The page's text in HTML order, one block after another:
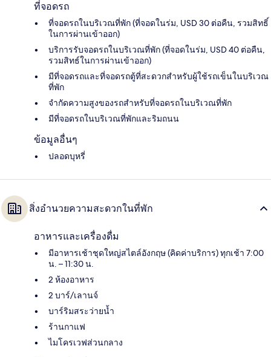
ที่จอดรถ
ที่จอดรถในบริเวณที่พัก (ที่จอดในร่ม, USD 30 ต่อคืน, รวมสิทธิ์
ในการผ่านเข้าออก)
บริการรับจอดรถในบริเวณที่พัก (ที่จอดในร่ม, USD 40 ต่อคืน,
รวมสิทธ์ในการผ่านเข้าออก)
มีที่จอดรถและที่จอดรถตู้ที่สะดวกสำหรับผู้ใช้รถเข็นในบริเวณ
ที่พัก
จำกัดความสูงของรถสำหรับที่จอดรถในบริเวณที่พัก
มีที่จอดรถในบริเวณที่พักและริมถนน
ข้อมูลอื่นๆ
ปลอดบุหรี่
สิ่งอำนวยความสะดวกในที่พัก
อาหารและเครื่องดื่ม
มีอาหารเช้าชุดใหญ่สไตล์อังกฤษ (คิดค่าบริการ) ทุกเช้า 7:00
น. – 11:30 น.
2 ห้องอาหาร
2 บาร์/เลานจ์
บาร์ริมสระว่ายน้ำ
ร้านกาแฟ
ไมโครเวฟส่วนกลาง